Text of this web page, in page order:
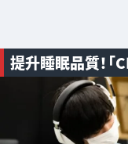
提升睡眠品質！「